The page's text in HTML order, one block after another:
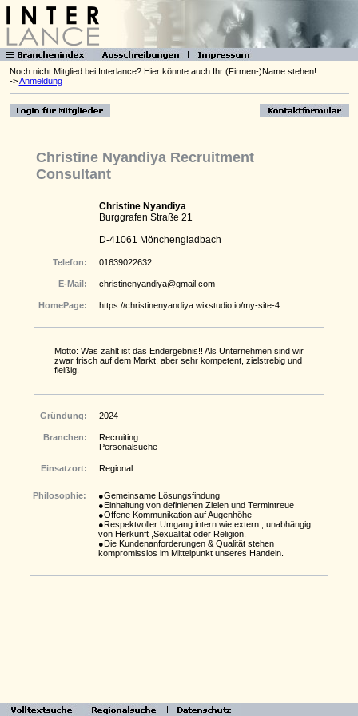
Noch nicht Mitglied bei Interlance? Hier könnte auch Ihr (Firmen-)Name stehen!
->Anmeldung
Christine Nyandiya Recruitment
Consultant
Christine Nyandiya
Burggrafen Straße 21
D-41061 Mönchengladbach
Telefon: 01639022632
E-Mail: christinenyandiya@gmail.com
HomePage: https://christinenyandiya.wixstudio.io/my-site-4
Motto: Was zählt ist das Endergebnis!! Als Unternehmen sind wir
zwar frisch auf dem Markt, aber sehr kompetent, zielstrebig und
fleißig.
Gründung: 2024
Branchen:
Recruiting
Personalsuche
Einsatzort: Regional
Philosophie:
●Gemeinsame Lösungsfindung
●Einhaltung von definierten Zielen und Termintreue
●Offene Kommunikation auf Augenhöhe
●Respektvoller Umgang intern wie extern , unabhängig
von Herkunft ,Sexualität oder Religion.
●Die Kundenanforderungen & Qualität stehen
kompromisslos im Mittelpunkt unseres Handeln.